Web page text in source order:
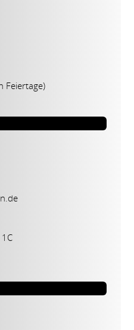
Feiertage)